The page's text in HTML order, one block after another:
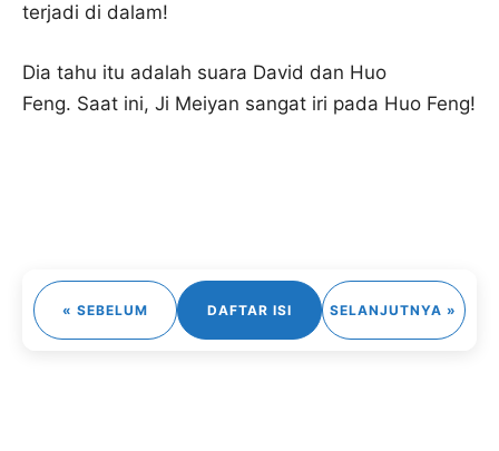
terjadi di dalam!
Dia tahu itu adalah suara David dan Huo
Feng. Saat ini, Ji Meiyan sangat iri pada Huo Feng!
« SEBELUM DAFTAR ISI SELANJUTNYA »